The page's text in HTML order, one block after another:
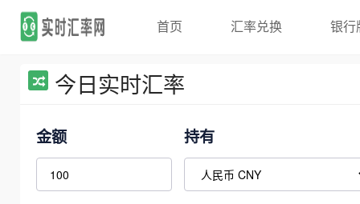
首页 汇率兑换 银行
今日实时汇率
金额 持有